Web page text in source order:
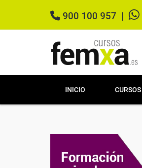
900 100 957
INICIO CURSOS